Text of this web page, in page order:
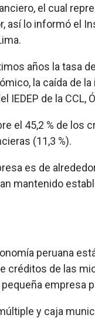
el cual
así lo informó el
años la tasa
la caída de
de la CCL,
el 45,2 % de los
(11,3 %).
es de
mantenido
peruana
créditos de las
empresa
y caja